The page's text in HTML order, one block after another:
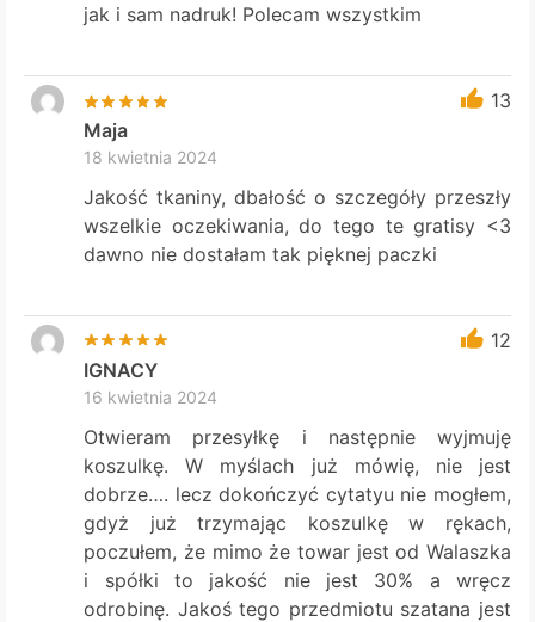
jak i sam nadruk! Polecam wszystkim
13
Maja
18 kwietnia 2024
Jakość tkaniny, dbałość o szczegóły przeszły
wszelkie oczekiwania, do tego te gratisy <3
dawno nie dostałam tak pięknej paczki
12
IGNACY
16 kwietnia 2024
Otwieram przesyłkę i następnie wyjmuję
koszulkę. W myślach już mówię, nie jest
dobrze…. lecz dokończyć cytatyu nie mogłem,
gdyż już trzymając koszulkę w rękach,
poczułem, że mimo że towar jest od Walaszka
i spółki to jakość nie jest 30% a wręcz
odrobinę. Jakoś tego przedmiotu szatana jest